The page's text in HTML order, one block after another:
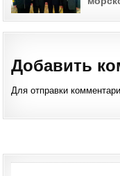
Добавить
Для отправки